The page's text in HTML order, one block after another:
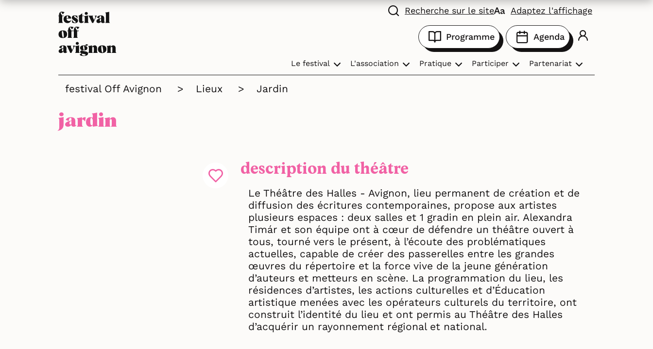
Recherche sur le site Adaptez l'affichage
Le festival L'association Pratique Participer Partenariat
Programme Agenda
festival Off Avignon > Lieux > Jardin
jardin
description du théâtre
Le Théâtre des Halles - Avignon, lieu permanent de création et de
diffusion des écritures contemporaines, propose aux artistes
plusieurs espaces : deux salles et 1 gradin en plein air. Alexandra
Timár et son équipe ont à cœur de défendre un théâtre ouvert à
tous, tourné vers le présent, à l’écoute des problématiques
actuelles, capable de créer des passerelles entre les grandes
œuvres du répertoire et la force vive de la jeune génération
d’auteurs et metteurs en scène. La programmation du lieu, les
résidences d’artistes, les actions culturelles et d’Éducation
artistique menées avec les opérateurs culturels du territoire, ont
construit l’identité du lieu et ont permis au Théâtre des Halles
d’acquérir un rayonnement régional et national.